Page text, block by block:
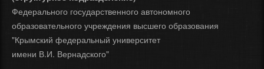
Федерального государственного автономного
образовательного учреждения высшего образования
"Крымский федеральный университет
имени В.И. Вернадского"